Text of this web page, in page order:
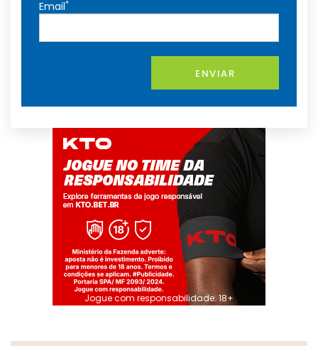
Email*
ENVIAR
Jogue com responsabilidade. 18+